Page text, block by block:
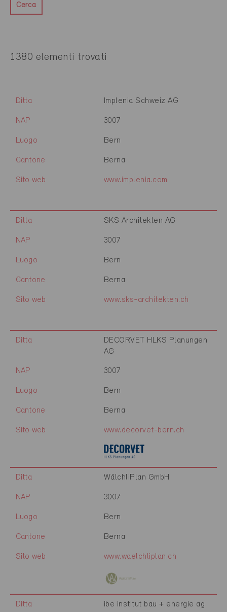
Cerca
1380 elementi trovati
Ditta Implenia Schweiz AG
NAP 3007
Luogo Bern
Cantone Berna
Sito web www.implenia.com
Ditta SKS Architekten AG
NAP 3007
Luogo Bern
Cantone Berna
Sito web www.sks-architekten.ch
Ditta
DECORVET HLKS Planungen
AG
NAP 3007
Luogo Bern
Cantone Berna
Sito web www.decorvet-bern.ch
Ditta WälchliPlan GmbH
NAP 3007
Luogo Bern
Cantone Berna
Sito web www.waelchliplan.ch
Ditta ibe institut bau + energie ag